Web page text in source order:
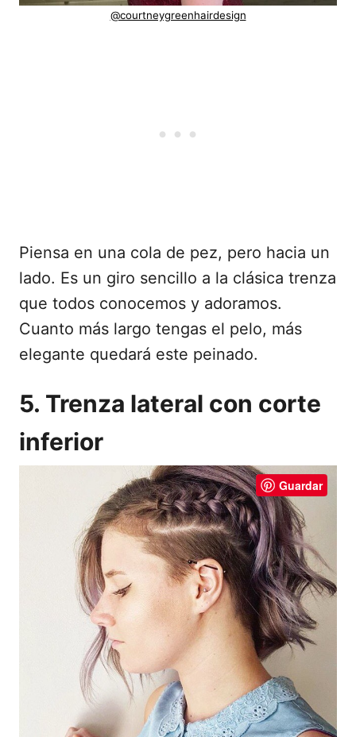
@courtneygreenhairdesign
Piensa en una cola de pez, pero hacia un
lado. Es un giro sencillo a la clásica trenza
que todos conocemos y adoramos.
Cuanto más largo tengas el pelo, más
elegante quedará este peinado.
5. Trenza lateral con corte
inferior
Guardar